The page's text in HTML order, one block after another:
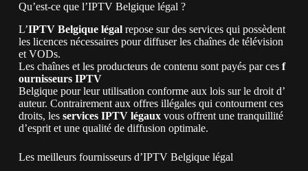
Qu’est-ce que l’IPTV Belgique légal ?
L’IPTV Belgique légalrepose sur des services qui possèdent
les licences nécessaires pour diffuser les chaînes de télévision
et VODs.
Les chaînes et les producteurs de contenu sont payés parces f
ournisseurs IPTV
Belgique pourleurutilisation conforme aux lois surle droit d’
auteur. Contrairement aux offres illégales qui contournent ces
droits, les services IPTV légauxvous offrent une tranquillité
d’esprit et une qualité de diffusion optimale.
Les meilleurs fournisseurs d’IPTV Belgique légal